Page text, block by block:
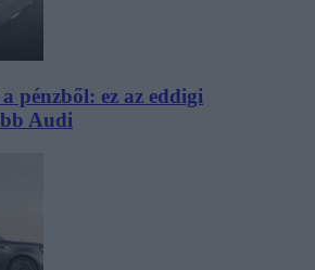
pénzből: ez az eddigi
Audi